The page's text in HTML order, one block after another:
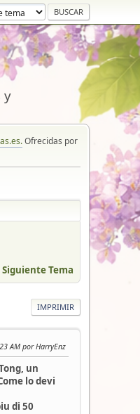
y
Ofrecidas por
Siguiente Tema
IMPRIMIR
AM por HarryEnz
un
lo devi
di 50